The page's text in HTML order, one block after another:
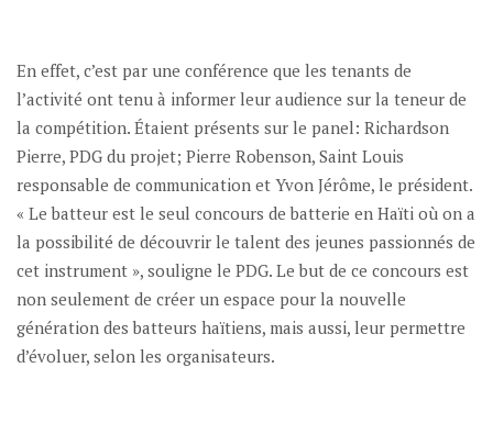
En effet, c’est par une conférence que les tenants de
l’activité ont tenu à informer leur audience sur la teneur de
la compétition. Étaient présents sur le panel: Richardson
Pierre, PDG du projet; Pierre Robenson, Saint Louis
responsable de communication et Yvon Jérôme, le président.
« Le batteur est le seul concours de batterie en Haïti où on a
la possibilité de découvrir le talent des jeunes passionnés de
cet instrument », souligne le PDG. Le but de ce concours est
non seulement de créer un espace pour la nouvelle
génération des batteurs haïtiens, mais aussi, leur permettre
d’évoluer, selon les organisateurs.